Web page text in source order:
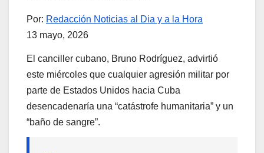
Por: Redacción Noticias al Dia y a la Hora
13 mayo, 2026
El canciller cubano, Bruno Rodríguez, advirtió
este miércoles que cualquier agresión militar por
parte de Estados Unidos hacia Cuba
desencadenaría una “catástrofe humanitaria” y un
“baño de sangre”.